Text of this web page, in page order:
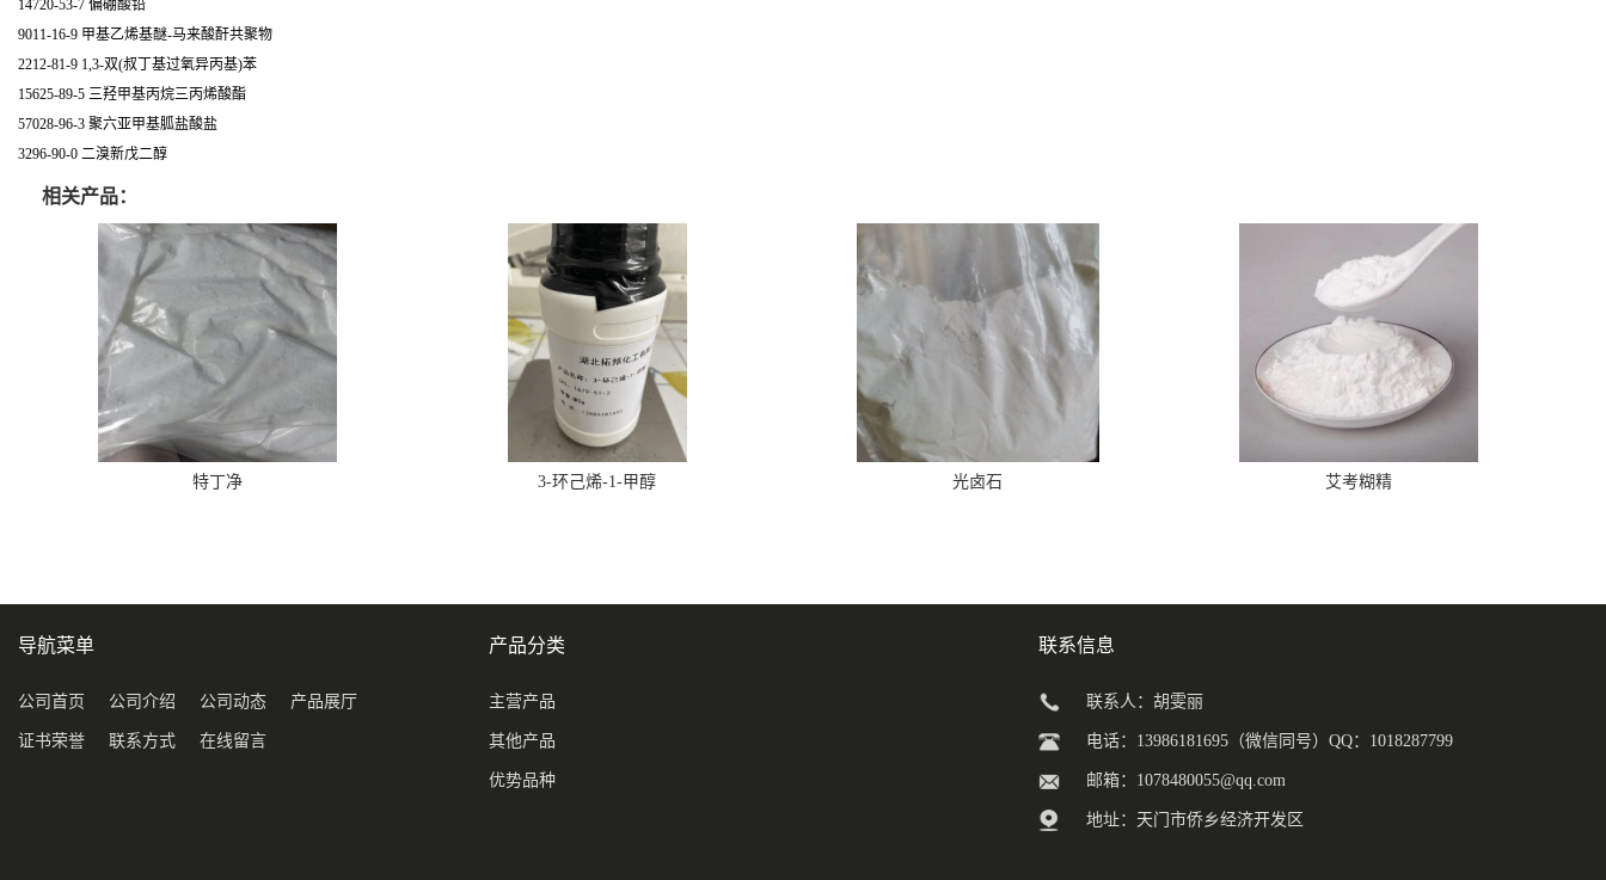
14720-53-7 偏硼酸铅
9011-16-9 甲基乙烯基醚-马来酸酐共聚物
2212-81-9 1,3-双(叔丁基过氧异丙基)苯
15625-89-5 三羟甲基丙烷三丙烯酸酯
57028-96-3 聚六亚甲基胍盐酸盐
3296-90-0 二溴新戊二醇
相关产品：
特丁净 3-环己烯-1-甲醇 光卤石 艾考糊精
导航菜单
公司首页 公司介绍 公司动态 产品展厅
证书荣誉 联系方式 在线留言
产品分类
主营产品
其他产品
优势品种
联系信息
联系人：胡雯丽
电话：13986181695（微信同号）QQ：1018287799
邮箱： 1078480055@qq.com
地址：天门市侨乡经济开发区